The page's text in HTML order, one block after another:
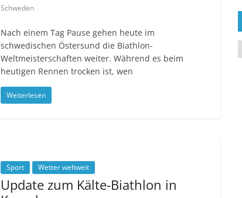
Schweden
Nach einem Tag Pause gehen heute im
schwedischen Östersund die Biathlon-
Weltmeisterschaften weiter. Während es beim
heutigen Rennen trocken ist, wen
Weiterlesen
Sport Wetter weltweit
Update zum Kälte-Biathlon in